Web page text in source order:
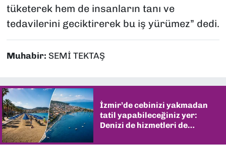
tüketerek hem de insanların tanı ve
tedavilerini geciktirerek bu iş yürümez” dedi.
Muhabir: SEMİ TEKTAŞ
İzmir’de cebinizi yakmadan
tatil yapabileceğiniz yer:
Denizi de hizmetleri de